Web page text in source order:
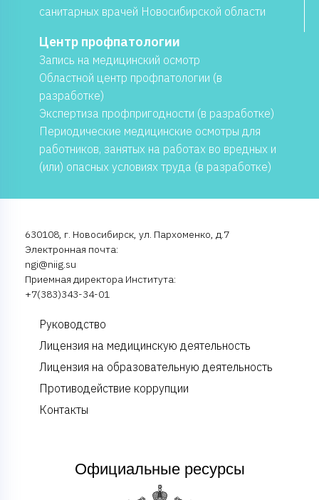
санитарных врачей Новосибирской области
Центр профпатологии
Запись на медицинский осмотр
Областной центр профпатологии (в
разработке)
Экспертиза профпригодности (в разработке)
Периодические медицинские осмотры для
работников, занятых на работах во вредных и
(или) опасных условиях труда (в разработке)
630108, г. Новосибирск, ул. Пархоменко, д.7
Электронная почта:
ngi@niig.su
Приемная директора Института:
+7(383)343-34-01
Руководство
Лицензия на медицинскую деятельность
Лицензия на образовательную деятельность
Противодействие коррупции
Контакты
Официальные ресурсы